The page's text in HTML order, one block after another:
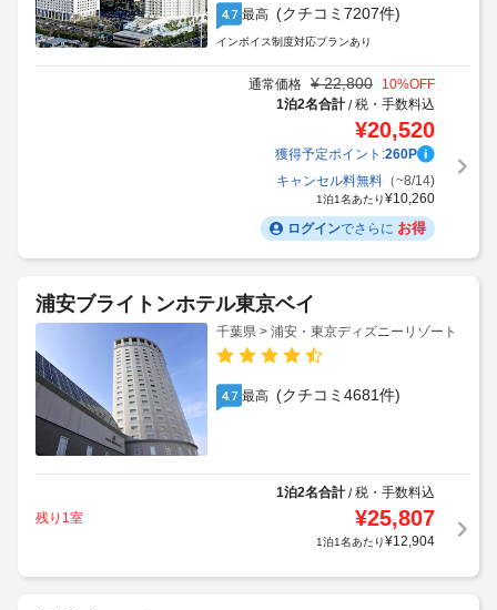
4.7 最高 (クチコミ7207件)
インボイス制度対応プランあり
通常価格 ¥ 22,800 10%OFF
1泊2名合計/税・手数料込
¥20,520
獲得予定ポイント:260P
キャンセル料無料（~8/14)
1泊1名あたり¥10,260
ログインでさらに お得
浦安ブライトンホテル東京ベイ
千葉県 > 浦安・東京ディズニーリゾート
4.7 最高 (クチコミ4681件)
1泊2名合計/税・手数料込
残り1室
¥25,807
1泊1名あたり¥12,904